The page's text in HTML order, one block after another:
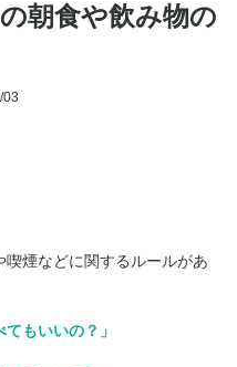
朝食や飲み物の
03
煙などに関するルールがあ
もいいの？」